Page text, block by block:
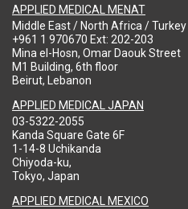
APPLIED MEDICAL MENAT
Middle East / North Africa / Turkey
+961 1 970670 Ext: 202-203
Mina el-Hosn, Omar Daouk Street
M1 Building, 6th floor
Beirut, Lebanon
APPLIED MEDICAL JAPAN
03-5322-2055
Kanda Square Gate 6F
1-14-8 Uchikanda
Chiyoda-ku,
Tokyo, Japan
APPLIED MEDICAL MEXICO